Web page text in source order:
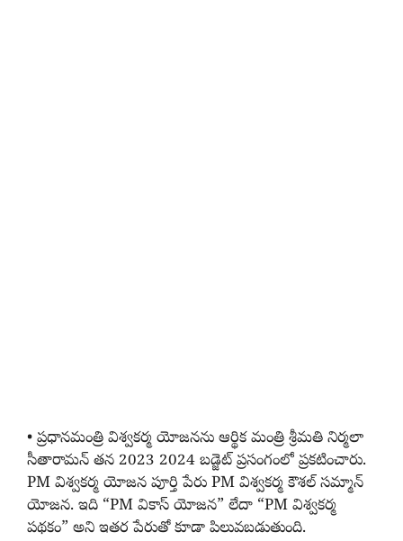
• ప్రధానమంత్రి విశ్వకర్మ యోజనను ఆర్థిక మంత్రి శ్రీమతి నిర్మలా
సీతారామన్ తన 2023 2024 బడ్జెట్ ప్రసంగంలో ప్రకటించారు.
PM విశ్వకర్మ యోజన పూర్తి పేరు PM విశ్వకర్మ కౌశల్ సమ్మాన్
యోజన. ఇది “PM వికాస్ యోజన” లేదా “PM విశ్వకర్మ
పథకం” అని ఇతర పేరుతో కూడా పిలువబడుతుంది.